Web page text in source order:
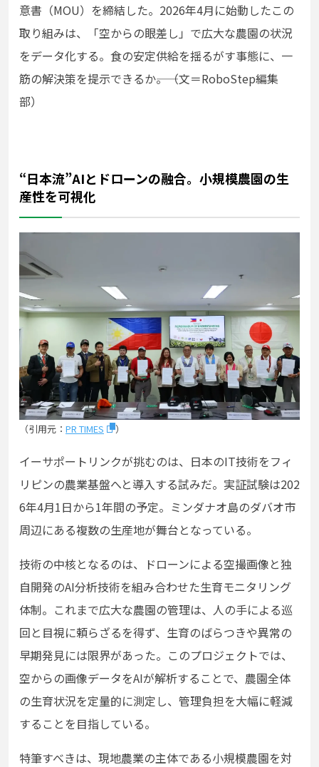
意書（MOU）を締結した。2026年4月に始動したこの
取り組みは、「空からの眼差し」で広大な農園の状況
をデータ化する。食の安定供給を揺るがす事態に、一
筋の解決策を提示できるか――。（文＝RoboStep編集
部）
“日本流”AIとドローンの融合。小規模農園の生
産性を可視化
（引用元： PR TIMES ）
イーサポートリンクが挑むのは、日本のIT技術をフィ
リピンの農業基盤へと導入する試みだ。実証試験は202
6年4月1日から1年間の予定。ミンダナオ島のダバオ市
周辺にある複数の生産地が舞台となっている。
技術の中核となるのは、ドローンによる空撮画像と独
自開発のAI分析技術を組み合わせた生育モニタリング
体制。これまで広大な農園の管理は、人の手による巡
回と目視に頼らざるを得ず、生育のばらつきや異常の
早期発見には限界があった。このプロジェクトでは、
空からの画像データをAIが解析することで、農園全体
の生育状況を定量的に測定し、管理負担を大幅に軽減
することを目指している。
特筆すべきは、現地農業の主体である小規模農園を対